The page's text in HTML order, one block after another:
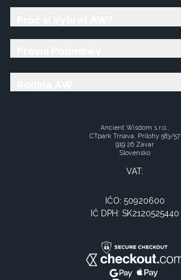
Ancient Wisdom s.r.o.,
CTpark Trnava, Prílohy 583/57
919 26 Zavar
Slovensko
VAT:
IČO: 50920600
IČ DPH: SK2120525440